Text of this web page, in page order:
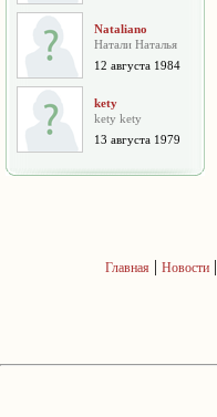
Nataliano
Натали Наталья
12 августа 1984
kety
kety kety
13 августа 1979
Главная | Новости|